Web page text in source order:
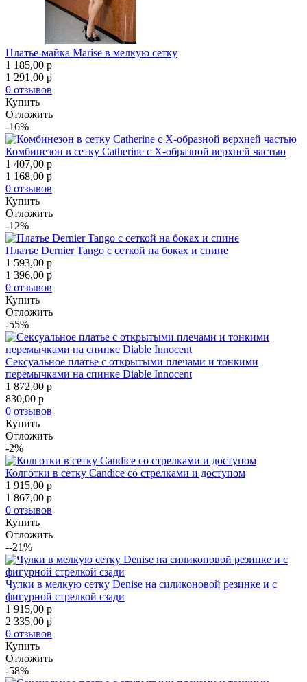
Платье-майка Marise в мелкую сетку
1 185,00 p
1 291,00 p
0 отзывов
Купить
Отложить
-16%
Комбинезон в сетку Catherine с Х-образной верхней частью
1 407,00 p
1 168,00 p
0 отзывов
Купить
Отложить
-12%
Платье Dernier Tango с сеткой на боках и спине
1 593,00 p
1 396,00 p
0 отзывов
Купить
Отложить
-55%
Сексуальное платье с открытыми плечами и тонкими
перемычками на спинке Diable Innocent
1 872,00 p
830,00 p
0 отзывов
Купить
Отложить
-2%
Колготки в сетку Candice со стрелками и доступом
1 915,00 p
1 867,00 p
0 отзывов
Купить
Отложить
--21%
Чулки в мелкую сетку Denise на силиконовой резинке и с
фигурной стрелкой сзади
1 915,00 p
2 335,00 p
0 отзывов
Купить
Отложить
-58%